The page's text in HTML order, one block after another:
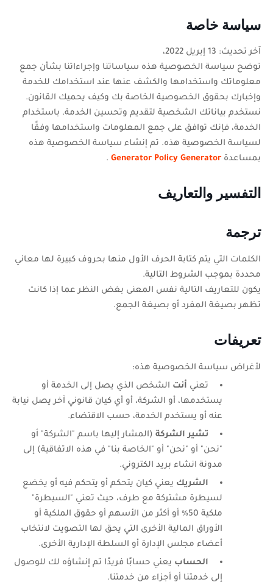
سياسة خاصة
آخر تحديث: 13 إبريل 2022،
توضح سياسة الخصوصية هذه سياساتنا وإجراءاتنا بشأن جمع
معلوماتك واستخدامها والكشف عنها عند استخدامك للخدمة
وإخبارك بحقوق الخصوصية الخاصة بك وكيف يحميك القانون.
نستخدم بياناتك الشخصية لتقديم وتحسين الخدمة. باستخدام
الخدمة، فإنك توافق على جمع المعلومات واستخدامها وفقًا
لسياسة الخصوصية هذه. تم إنشاء سياسة الخصوصية هذه
بمساعدةGenerator Policy Generator
.
التفسير والتعاريف
ترجمة
الكلمات التي يتم كتابة الحرف الأول منها بحروف كبيرة لها معاني
محددة بموجب الشروط التالية.
يكون للتعاريف التالية نفس المعنى بغض النظر عما إذا كانت
تظهر بصيغة المفرد أو بصيغة الجمع.
تعريفات
لأغراض سياسة الخصوصية هذه:
تعنيأنتالشخص الذي يصل إلى الخدمة أو
يستخدمها، أو الشركة، أو أي كيان قانوني آخر يصل نيابة
عنه أو يستخدم الخدمة، حسب الاقتضاء.
تشير الشركة(المشار إليها باسم "الشركة" أو
"نحن" أو "نحن" أو "الخاصة بنا" في هذه الاتفاقية) إلى
مدونة انشاء بريد الكتروني.
الشريكيعني كيان يتحكم أو يتحكم فيه أو يخضع
لسيطرة مشتركة مع طرف، حيث تعني "السيطرة"
ملكية 50٪ أو أكثر من الأسهم أو حقوق الملكية أو
الأوراق المالية الأخرى التي يحق لها التصويت لانتخاب
أعضاء مجلس الإدارة أو السلطة الإدارية الأخرى.
الحسابيعني حسابًا فريدًا تم إنشاؤه لك للوصول
إلى خدمتنا أو أجزاء من خدمتنا.